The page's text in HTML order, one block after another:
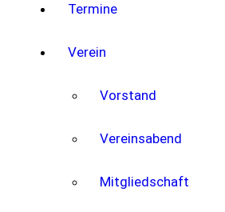
Termine
Verein
Vorstand
Vereinsabend
Mitgliedschaft